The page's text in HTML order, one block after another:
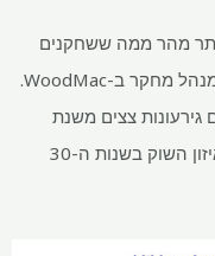
מהר ממה ששחקנים
רבים בתעשייה מצפים", אמר אלן פדרסן, מנהל מחקר ב-WoodMac.
גירעונות צצים משנת
2028. פרויקטים שאושרו היום יקבעו את איזון השוק בשנות ה-30